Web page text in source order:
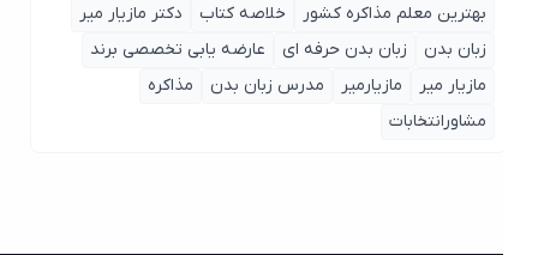
بهترین معلم مذاکره کشور
خلاصه کتاب
دکتر مازیار میر
زبان بدن
زبان بدن حرفه ای
عارضه یابی تخصصی برند
مازیار میر
مازیارمیر مدرس زبان بدن
مذاکره
مشاورانتخابات